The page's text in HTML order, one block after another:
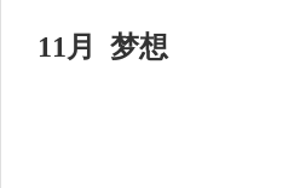
11月 梦想